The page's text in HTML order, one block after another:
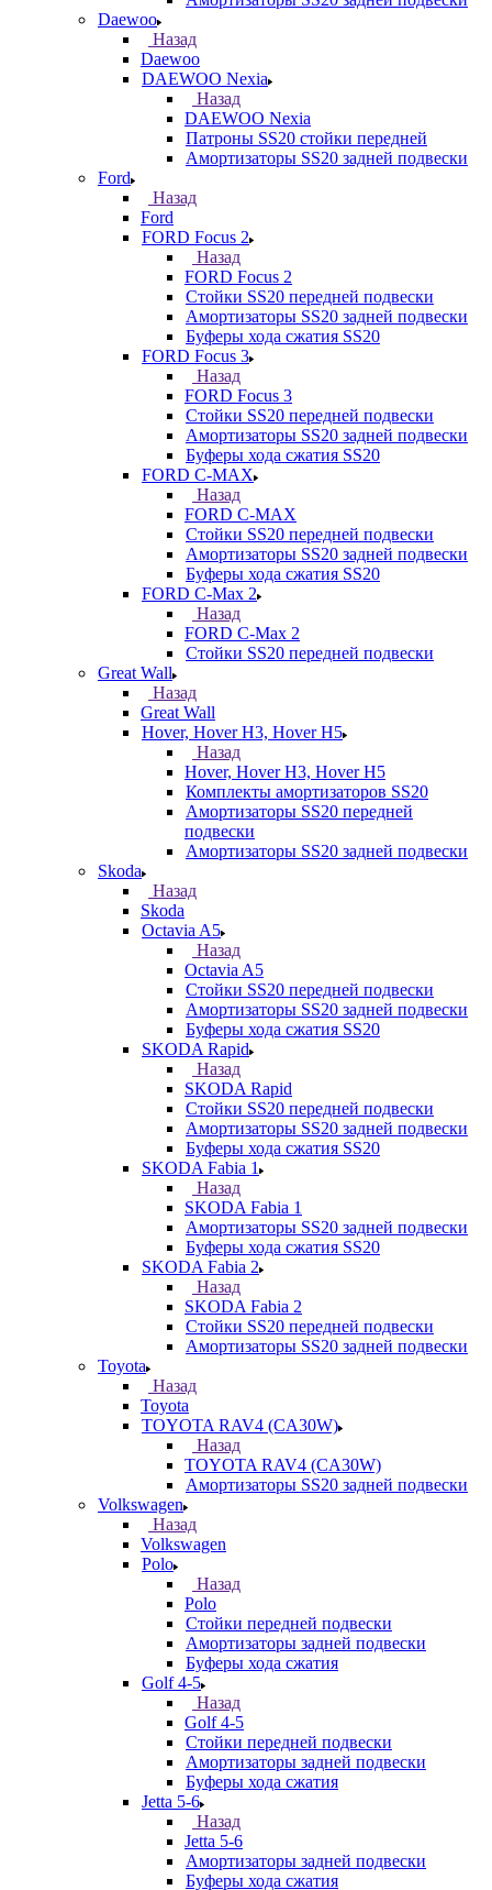
Daewoo
Назад
Daewoo
DAEWOO Nexia
Назад
DAEWOO Nexia
Патроны SS20 стойки передней
Амортизаторы SS20 задней подвески
Ford
Назад
Ford
FORD Focus 2
Назад
FORD Focus 2
Стойки SS20 передней подвески
Амортизаторы SS20 задней подвески
Буферы хода сжатия SS20
FORD Focus 3
Назад
FORD Focus 3
Стойки SS20 передней подвески
Амортизаторы SS20 задней подвески
Буферы хода сжатия SS20
FORD С-MAX
Назад
FORD С-MAX
Стойки SS20 передней подвески
Амортизаторы SS20 задней подвески
Буферы хода сжатия SS20
FORD C-Max 2
Назад
FORD C-Max 2
Стойки SS20 передней подвески
Great Wall
Назад
Great Wall
Hover, Hover H3, Hover H5
Назад
Hover, Hover H3, Hover H5
Комплекты амортизаторов SS20
Амортизаторы SS20 передней
подвески
Амортизаторы SS20 задней подвески
Skoda
Назад
Skoda
Octavia A5
Назад
Octavia A5
Стойки SS20 передней подвески
Амортизаторы SS20 задней подвески
Буферы хода сжатия SS20
SKODA Rapid
Назад
SKODA Rapid
Стойки SS20 передней подвески
Амортизаторы SS20 задней подвески
Буферы хода сжатия SS20
SKODA Fabia 1
Назад
SKODA Fabia 1
Амортизаторы SS20 задней подвески
Буферы хода сжатия SS20
SKODA Fabia 2
Назад
SKODA Fabia 2
Стойки SS20 передней подвески
Амортизаторы SS20 задней подвески
Toyota
Назад
Toyota
TOYOTA RAV4 (CA30W)
Назад
TOYOTA RAV4 (CA30W)
Амортизаторы SS20 задней подвески
Volkswagen
Назад
Volkswagen
Polo
Назад
Polo
Стойки передней подвески
Амортизаторы задней подвески
Буферы хода сжатия
Golf 4-5
Назад
Golf 4-5
Стойки передней подвески
Амортизаторы задней подвески
Буферы хода сжатия
Jetta 5-6
Назад
Jetta 5-6
Амортизаторы задней подвески
Буферы хода сжатия